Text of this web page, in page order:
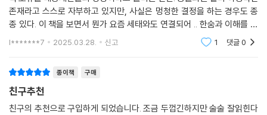
리적 오류들을 밝힌다.
“진실을 사랑하되 오류를 수용하라”
인류가 전진하려면 새로운 지식을 습득하는 것보다 과거의 오류들을 수정
해나가는 태도가 더 중요할지도 모른다. 이 책의 저자 데이비드 로버트 그
라임스는 과학자로서, 과학의 기본 태도인 ‘비판적 사고방식’을 인류의 자
존재라고 스스로 자부하고 있지만, 사실은 멍청한 결정을 하는 경우도 종
종 있다. 이 책을 보면서 뭔가 요즘 세태와도 연결되어 .. 한숨과 이해를 함
께 할 수 있었다.
l*******7 2025.03.28. 신고 1 댓글0
종이책 구매
친구추천
친구의 추천으로 구입하게 되었습니다. 조금 두껍긴하지만 술술 잘읽힌다